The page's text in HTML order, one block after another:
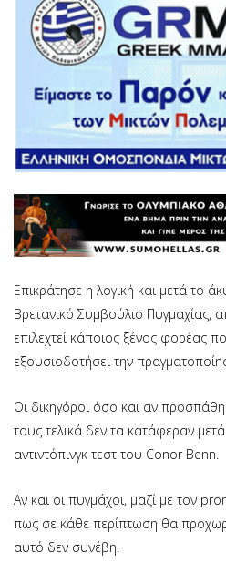
Επικράτησε η λογική και μετά το
Βρετανικό Συμβούλιο Πυγμαχίας,
επιλεχτεί κάποιος ξένος φορέας
εξουσιοδοτήσει την
Οι δικηγόροι όσο και αν
τους τελικά δεν τα κατάφεραν
αντιντόπινγκ τεστ του Conor Benn.
Αν και οι πυγμάχοι, μαζί με τον
πως σε κάθε περίπτωση θα
αυτό δεν συνέβη.